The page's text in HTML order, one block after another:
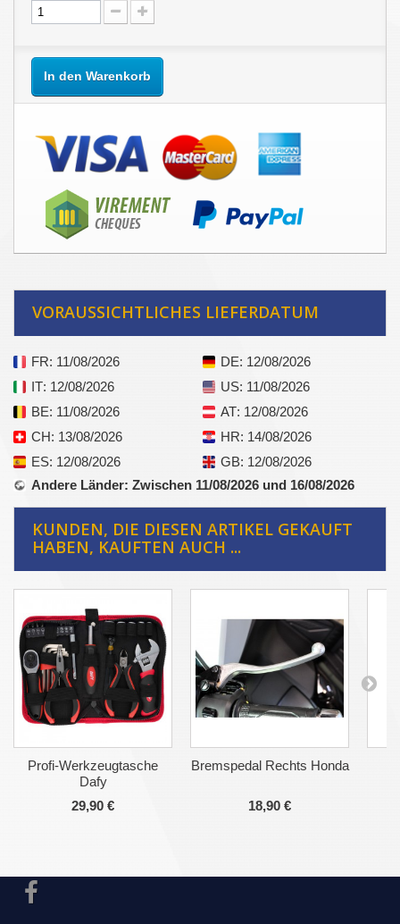
In den Warenkorb
VORAUSSICHTLICHES LIEFERDATUM
FR: 11/08/2026 DE: 12/08/2026
IT: 12/08/2026 US: 11/08/2026
BE: 11/08/2026 AT: 12/08/2026
CH: 13/08/2026 HR: 14/08/2026
ES: 12/08/2026 GB: 12/08/2026
Andere Länder: Zwischen 11/08/2026 und 16/08/2026
KUNDEN, DIE DIESEN ARTIKEL GEKAUFT
HABEN, KAUFTEN AUCH ...
Profi-Werkzeugtasche
Dafy
29,90 €
Bremspedal Rechts Honda
18,90 €